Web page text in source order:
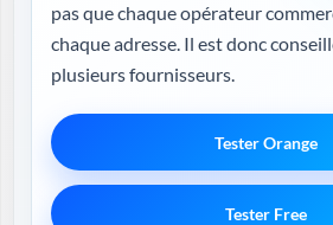
pas que chaque opérateur
chaque adresse. Il est donc conseillé de comparer
plusieurs fournisseurs.
Tester Orange
Tester Free